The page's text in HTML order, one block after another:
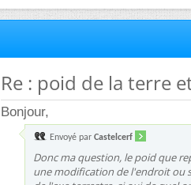
Re : poid de la terre
Bonjour,
Envoyé par Castelcerf
Donc ma question, le poid que
une modification de l'endroit ou